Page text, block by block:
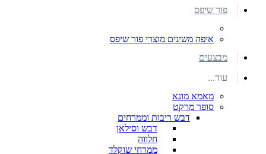
פור שיפס
איפה משיגים מוצרי פור שיפס
מבצעים
עוד...
מאמא מונא
סופר מרקט
דבש ריבות וממרחים
דבש וסילאן
חלווה
ממרחי שוקלד